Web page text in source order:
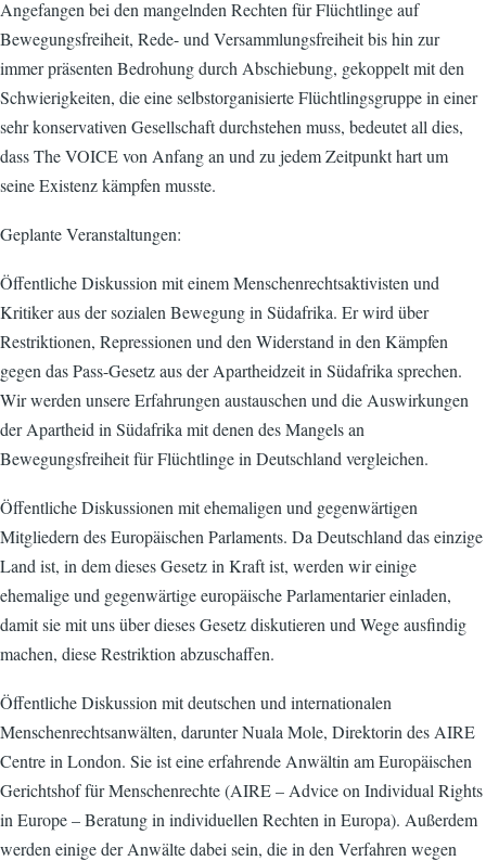
Angefangen bei den mangelnden Rechten für Flüchtlinge auf
Bewegungsfreiheit, Rede- und Versammlungsfreiheit bis hin zur
immer präsenten Bedrohung durch Abschiebung, gekoppelt mit den
Schwierigkeiten, die eine selbstorganisierte Flüchtlingsgruppe in einer
sehr konservativen Gesellschaft durchstehen muss, bedeutet all dies,
dass The VOICE von Anfang an und zu jedem Zeitpunkt hart um
seine Existenz kämpfen musste.
Geplante Veranstaltungen:
Öffentliche Diskussion mit einem Menschenrechtsaktivisten und
Kritiker aus der sozialen Bewegung in Südafrika. Er wird über
Restriktionen, Repressionen und den Widerstand in den Kämpfen
gegen das Pass-Gesetz aus der Apartheidzeit in Südafrika sprechen.
Wir werden unsere Erfahrungen austauschen und die Auswirkungen
der Apartheid in Südafrika mit denen des Mangels an
Bewegungsfreiheit für Flüchtlinge in Deutschland vergleichen.
Öffentliche Diskussionen mit ehemaligen und gegenwärtigen
Mitgliedern des Europäischen Parlaments. Da Deutschland das einzige
Land ist, in dem dieses Gesetz in Kraft ist, werden wir einige
ehemalige und gegenwärtige europäische Parlamentarier einladen,
damit sie mit uns über dieses Gesetz diskutieren und Wege ausfindig
machen, diese Restriktion abzuschaffen.
Öffentliche Diskussion mit deutschen und internationalen
Menschenrechtsanwälten, darunter Nuala Mole, Direktorin des AIRE
Centre in London. Sie ist eine erfahrende Anwältin am Europäischen
Gerichtshof für Menschenrechte (AIRE – Advice on Individual Rights
in Europe – Beratung in individuellen Rechten in Europa). Außerdem
werden einige der Anwälte dabei sein, die in den Verfahren wegen